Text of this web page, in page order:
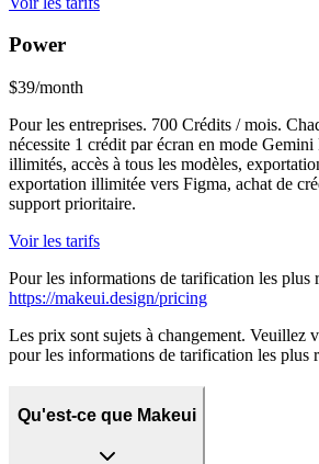
Power
$39/month
Pour les entreprises. 700 Crédits / mois.
nécessite 1 crédit par écran en mode
illimités, accès à tous les modèles,
exportation illimitée vers Figma, achat de
support prioritaire.
Voir les tarifs
Pour les informations de tarification les plus
https://makeui.design/pricing
Les prix sont sujets à changement. Veuillez
pour les informations de tarification les plus
Qu'est-ce que Makeui